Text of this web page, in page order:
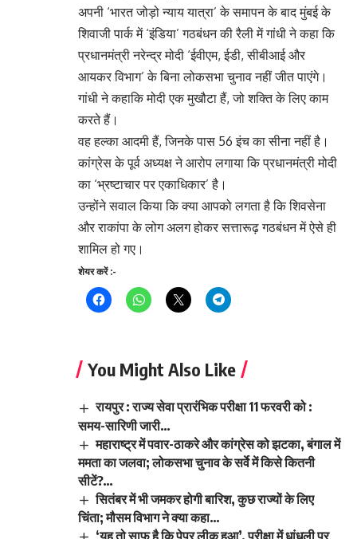
अपनी ‘भारत जोड़ो न्याय यात्रा’ के समापन के बाद मुंबई के
शिवाजी पार्क में ‘इंडिया’ गठबंधन की रैली में गांधी ने कहा कि
प्रधानमंत्री नरेन्द्र मोदी ‘ईवीएम, ईडी, सीबीआई और
आयकर विभाग’ के बिना लोकसभा चुनाव नहीं जीत पाएंगे।
गांधी ने कहाकि मोदी एक मुखौटा हैं, जो शक्ति के लिए काम
करते हैं।
वह हल्का आदमी हैं, जिनके पास 56 इंच का सीना नहीं है।
कांग्रेस के पूर्व अध्यक्ष ने आरोप लगाया कि प्रधानमंत्री मोदी
का ‘भ्रष्टाचार पर एकाधिकार’ है।
उन्होंने सवाल किया कि क्या आपको लगता है कि शिवसेना
और राकांपा के लोग अलग होकर सत्तारूढ़ गठबंधन में ऐसे ही
शामिल हो गए।
शेयर करें :-
You Might Also Like
रायपुर : राज्य सेवा प्रारंभिक परीक्षा 11 फरवरी को :
समय-सारिणी जारी…
महाराष्ट्र में पवार-ठाकरे और कांग्रेस को झटका, बंगाल में
ममता का जलवा; लोकसभा चुनाव के सर्वे में किसे कितनी
सीटें?…
सितंबर में भी जमकर होगी बारिश, कुछ राज्यों के लिए
चिंता; मौसम विभाग ने क्या कहा…
‘यह तो साफ है कि पेपर लीक हुआ’, परीक्षा में धांधली पर